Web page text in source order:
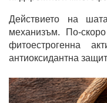
Действието на
механизъм. По-
фитоестрогенна
антиоксидантна